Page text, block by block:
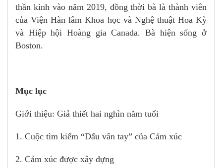
thần kinh vào năm 2019, đồng thời bà là thành viên
của Viện Hàn lâm Khoa học và Nghệ thuật Hoa Kỳ
và Hiệp hội Hoàng gia Canada. Bà hiện sống ở
Boston.
Mục lục
Giới thiệu: Giả thiết hai nghìn năm tuổi
1. Cuộc tìm kiếm “Dấu vân tay” của Cảm xúc
2. Cảm xúc được xây dựng